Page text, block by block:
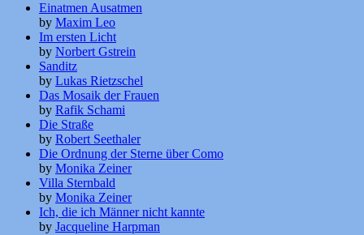
Einatmen Ausatmen
by Maxim Leo
Im ersten Licht
by Norbert Gstrein
Sanditz
by Lukas Rietzschel
Das Mosaik der Frauen
by Rafik Schami
Die Straße
by Robert Seethaler
Die Ordnung der Sterne über Como
by Monika Zeiner
Villa Sternbald
by Monika Zeiner
Ich, die ich Männer nicht kannte
by Jacqueline Harpman